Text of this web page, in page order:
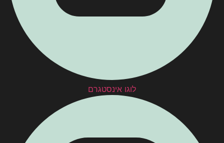
לוגו אינסטגרם